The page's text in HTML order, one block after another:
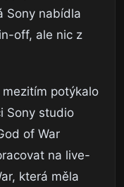
Sony nabídla
off, ale nic z
potýkalo
Sony studio
of War
na live-
která měla